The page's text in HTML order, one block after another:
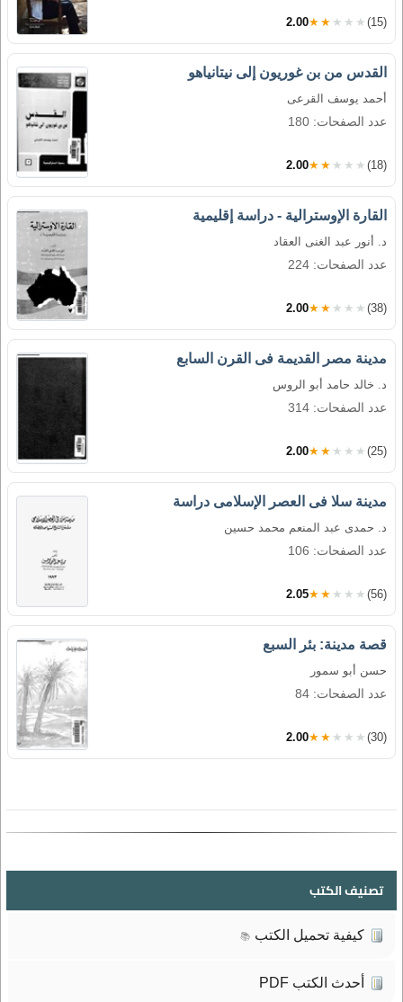
2.00★★★★★ (15)
القدس من بن غوريون إلى نيتانياهو
أحمد يوسف القرعى
عدد الصفحات: 180
2.00★★★★★ (18)
القارة الإوسترالية - دراسة إقليمية
د. أنور عبد الغنى العقاد
عدد الصفحات: 224
2.00★★★★★ (38)
مدينة مصر القديمة فى القرن السابع
د. خالد حامد أبو الروس
عدد الصفحات: 314
2.00★★★★★ (25)
مدينة سلا فى العصر الإسلامى دراسة
د. حمدى عبد المنعم محمد حسين
عدد الصفحات: 106
2.05★★★★★ (56)
قصة مدينة: بئر السبع
حسن أبو سمور
عدد الصفحات: 84
2.00★★★★★ (30)
تصنيف الكتب
كيفية تحميل الكتب 📚
أحدث الكتب PDF